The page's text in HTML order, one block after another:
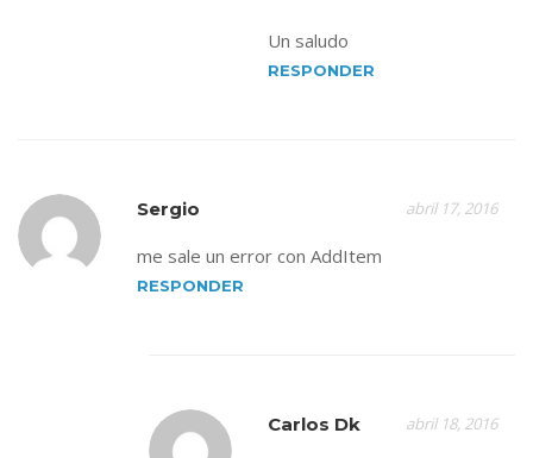
Un saludo
RESPONDER
Sergio abril 17, 2016
me sale un error con AddItem
RESPONDER
Carlos Dk abril 18, 2016